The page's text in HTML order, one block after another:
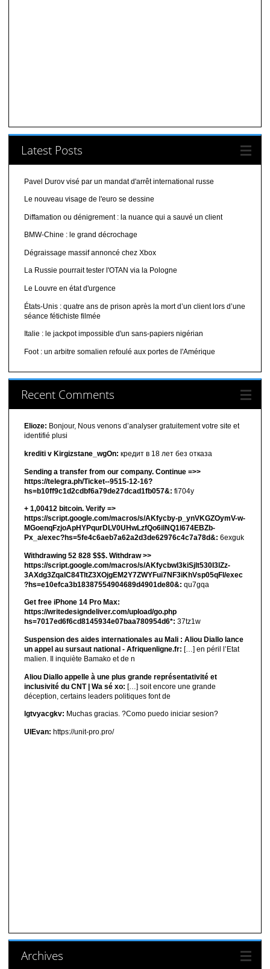
Latest Posts
Pavel Durov visé par un mandat d'arrêt international russe
Le nouveau visage de l'euro se dessine
Diffamation ou dénigrement : la nuance qui a sauvé un client
BMW-Chine : le grand décrochage
Dégraissage massif annoncé chez Xbox
La Russie pourrait tester l'OTAN via la Pologne
Le Louvre en état d'urgence
États-Unis : quatre ans de prison après la mort d’un client lors d’une
séance fétichiste filmée
Italie : le jackpot impossible d'un sans-papiers nigérian
Foot : un arbitre somalien refoulé aux portes de l'Amérique
Recent Comments
Elioze: Bonjour, Nous venons d’analyser gratuitement votre site et
identifié plusi
krediti v Kirgizstane_wgOn: кредит в 18 лет без отказа
Sending a transfer from our company. Continue =>>
https://telegra.ph/Ticket--9515-12-16?
hs=b10ff9c1d2cdbf6a79de27dcad1fb057&: fi704y
+ 1,00412 bitсоin. Verify =>
https://script.google.com/macros/s/AKfycby-p_ynVKGZOymV-w-
MGoenqFzjoApHYPqurDLV0UHwLzfQo6ilNQ1l674EBZb-
Px_a/exec?hs=5fe4c6aeb7a62a2d3de62976c4c7a78d&: 6exguk
Withdrawing 52 828 $$$. Withdrаw >>
https://script.google.com/macros/s/AKfycbwl3kiSjlt530I3lZz-
3AXdg3ZqalC84TltZ3XOjgEM2Y7ZWYFui7NF3iKhVsp05qFl/exec
?hs=e10efca3b18387554904689d4901de80&: qu7gqa
Get free iPhone 14 Pro Max:
https://writedesigndeliver.com/upload/go.php
hs=7017ed6f6cd8145934e07baa780954d6*: 37tz1w
Suspension des aides internationales au Mali : Aliou Diallo lance
un appel au sursaut national - Afriquenligne.fr: […] en péril l’Etat
malien. Il inquiète Bamako et de n
Aliou Diallo appelle à une plus grande représentativité et
inclusivité du CNT | Wa sé xo: […] soit encore une grande
déception, certains leaders politiques font de
lgtvyacgkv: Muchas gracias. ?Como puedo iniciar sesion?
UIEvan: https://unit-pro.pro/
Archives